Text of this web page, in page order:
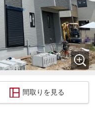
間取りを見る